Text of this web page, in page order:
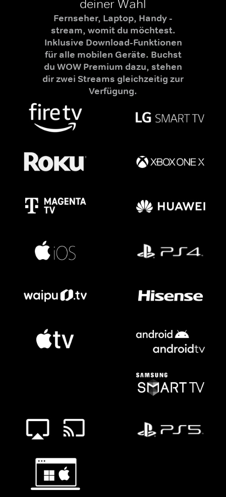
deiner Wahl
Fernseher, Laptop, Handy -
stream, womit du möchtest.
Inklusive Download-Funktionen
für alle mobilen Geräte. Buchst
du WOW Premium dazu, stehen
dir zwei Streams gleichzeitig zur
Verfügung.